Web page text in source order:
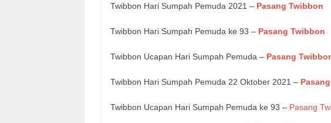
Twibbon Hari Sumpah Pemuda 2021 – Pasang Twibbon
Twibbon Hari Sumpah Pemuda ke 93 – Pasang Twibbon
Twibbon Ucapan Hari Sumpah Pemuda – Pasang
Twibbon Hari Sumpah Pemuda 22 Oktober 2021 –
Twibbon Ucapan Hari Sumpah Pemuda ke 93 – Pasang